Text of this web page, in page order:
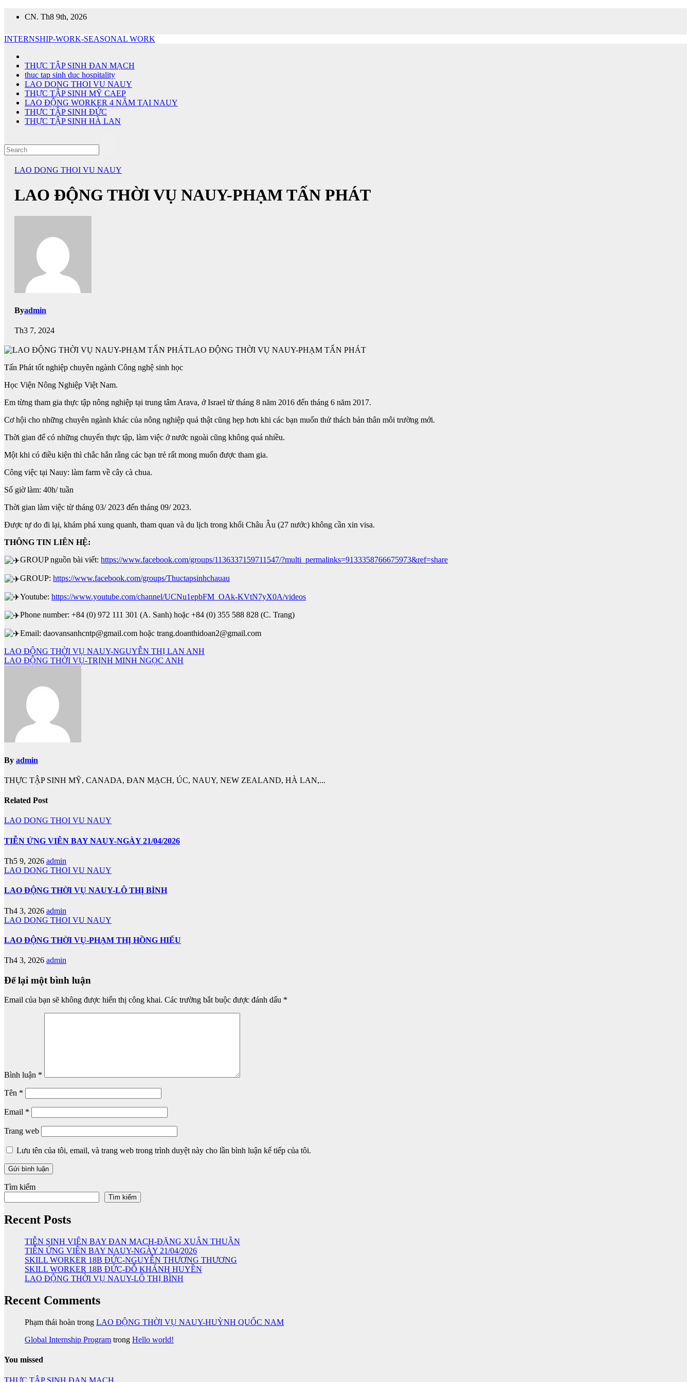
CN. Th8 9th, 2026
INTERNSHIP-WORK-SEASONAL WORK
THỰC TẬP SINH ĐAN MẠCH
thuc tap sinh duc hospitality
LAO DONG THOI VU NAUY
THỰC TẬP SINH MỸ CAEP
LAO ĐỘNG WORKER 4 NĂM TẠI NAUY
THỰC TẬP SINH ĐỨC
THỰC TẬP SINH HÀ LAN
LAO DONG THOI VU NAUY
LAO ĐỘNG THỜI VỤ NAUY-PHẠM TẤN PHÁT
Byadmin
Th3 7, 2024
LAO ĐỘNG THỜI VỤ NAUY-PHẠM TẤN PHÁT
Tấn Phát tốt nghiệp chuyên ngành Công nghệ sinh học
Học Viện Nông Nghiệp Việt Nam.
Em từng tham gia thực tập nông nghiệp tại trung tâm Arava, ở Israel từ tháng 8 năm 2016 đến tháng 6 năm 2017.
Cơ hội cho những chuyên ngành khác của nông nghiệp quả thật cũng hẹp hơn khi các bạn muốn thử thách bản thân môi trường mới.
Thời gian để có những chuyến thực tập, làm việc ở nước ngoài cũng không quá nhiều.
Một khi có điều kiện thì chắc hẳn rằng các bạn trẻ rất mong muốn được tham gia.
Công việc tại Nauy: làm farm về cây cà chua.
Số giờ làm: 40h/ tuần
Thời gian làm việc từ tháng 03/ 2023 đến tháng 09/ 2023.
Được tự do đi lại, khám phá xung quanh, tham quan và du lịch trong khối Châu Âu (27 nước) không cần xin visa.
THÔNG TIN LIÊN HỆ:
GROUP nguồn bài viết:https://www.facebook.com/groups/1136337159711547/?multi_permalinks=9133358766675973&ref=share
GROUP:https://www.facebook.com/groups/Thuctapsinhchauau
Youtube:https://www.youtube.com/channel/UCNu1epbFM_OAk-KVtN7yX0A/videos
Phone number: +84 (0) 972 111 301 (A. Sanh) hoặc +84 (0) 355 588 828 (C. Trang)
Email: daovansanhcntp@gmail.com hoặc trang.doanthidoan2@gmail.com
Điều
hướng
LAO ĐỘNG THỜI VỤ NAUY-NGUYỄN THỊ LAN ANH
LAO ĐỘNG THỜI VỤ-TRỊNH MINH NGỌC ANH
By admin
THỰC TẬP SINH MỸ, CANADA, ĐAN MẠCH, ÚC, NAUY, NEW ZEALAND, HÀ LAN,...
Related Post
LAO DONG THOI VU NAUY
TIỄN ỨNG VIÊN BAY NAUY-NGÀY 21/04/2026
Th5 9, 2026 admin
LAO DONG THOI VU NAUY
LAO ĐỘNG THỜI VỤ NAUY-LÔ THỊ BÌNH
Th4 3, 2026 admin
LAO DONG THOI VU NAUY
LAO ĐỘNG THỜI VỤ-PHẠM THỊ HỒNG HIẾU
Th4 3, 2026 admin
Để lại một bình luận
Email của bạn sẽ không được hiển thị công khai. Các trường bắt buộc được đánh dấu *
Bình luận *
Tên *
Email *
Trang web
Lưu tên của tôi, email, và trang web trong trình duyệt này cho lần bình luận kế tiếp của tôi.
Tìm kiếm
Tìm kiếm
Recent Posts
TIỄN SINH VIÊN BAY ĐAN MẠCH-ĐẶNG XUÂN THUẬN
TIỄN ỨNG VIÊN BAY NAUY-NGÀY 21/04/2026
SKILL WORKER 18B ĐỨC-NGUYỄN THƯƠNG THƯƠNG
SKILL WORKER 18B ĐỨC-ĐỖ KHÁNH HUYỀN
LAO ĐỘNG THỜI VỤ NAUY-LÔ THỊ BÌNH
Recent Comments
Phạm thái hoàn trong LAO ĐỘNG THỜI VỤ NAUY-HUỲNH QUỐC NAM
Global Internship Program trong Hello world!
You missed
THỰC TẬP SINH ĐAN MẠCH